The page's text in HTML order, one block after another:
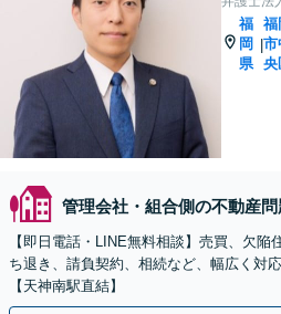
福
岡
県
|
福
市
央
管理会社・組合側の不動産問
【即日電話・LINE無料相談】売買、欠陥
ち退き、請負契約、相続など、幅広く対
【天神南駅直結】